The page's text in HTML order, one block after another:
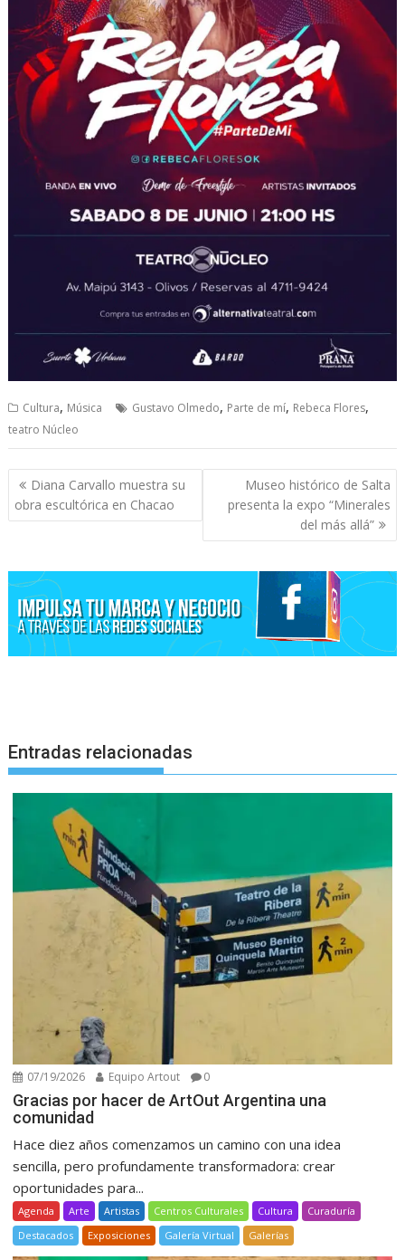
Cultura, Música Gustavo Olmedo, Parte de mí, Rebeca Flores,
teatro Núcleo
Navegación
de
entradas
Diana Carvallo muestra su
obra escultórica en Chacao
Museo histórico de Salta
presenta la expo “Minerales
del más allá”
Entradas relacionadas
07/19/2026 Equipo Artout 0
Gracias por hacer de ArtOut Argentina una
comunidad
Hace diez años comenzamos un camino con una idea
sencilla, pero profundamente transformadora: crear
oportunidades para...
Agenda Arte Artistas Centros Culturales Cultura
Curaduría
Destacados
Exposiciones Galería Virtual Galerías